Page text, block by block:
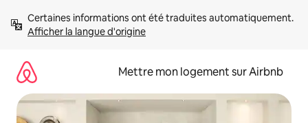
directement
Afficher la langue d'origine
Mettre mon logement sur Airbnb